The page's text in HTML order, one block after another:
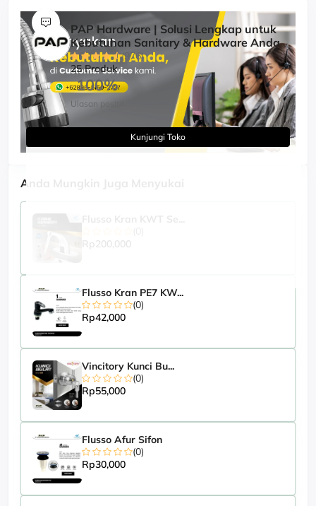
Anda Mungkin Juga Menyukai
Rp200,000
Flusso Kran PE7 KW...
(0)
Rp42,000
Vincitory Kunci Bu...
(0)
Rp55,000
Flusso Afur Sifon
(0)
Rp30,000
PAP Hardware | Solusi Lengkap untuk
Kebutuhan Sanitary & Hardware Anda
(976)
25 Produk
100%
Ulasan positif
Kunjungi Toko